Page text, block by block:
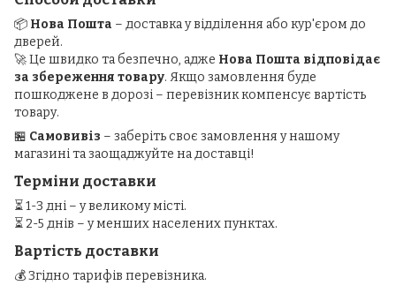
📦 Нова Пошта – доставка у відділення або кур'єром до
дверей.
🚀 Це швидко та безпечно, адже Нова Пошта відповідає
за збереження товару. Якщо замовлення буде
пошкоджене в дорозі – перевізник компенсує вартість
товару.
🏪 Самовивіз – заберіть своє замовлення у нашому
магазині та заощаджуйте на доставці!
Терміни доставки
⏳ 1-3 дні – у великому місті.
⏳ 2-5 днів – у менших населених пунктах.
Вартість доставки
💰 Згідно тарифів перевізника.